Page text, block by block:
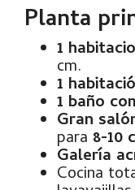
Planta
1
cm.
1
1 baño
Gran
para 8-10
Galería
Cocina